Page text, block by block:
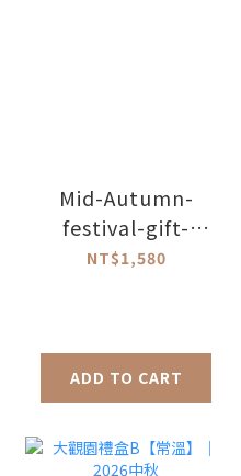
Mid-Autumn-
festival-gift-
box2026
NT$1,580
ADD TO CART